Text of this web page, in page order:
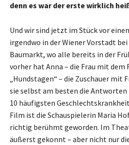
denn es war der erste wirklich
Und wir sind jetzt im Stück vor
irgendwo in der Wiener Vorstadt
Baumarkt, wo alle bereits in der
vorher hat Anna – die Frau mit dem
„Hundstagen“ – die Zuschauer mit
sie selbst am besten die Antworten
10 häufigsten
Film ist die Schauspielerin Maria
richtig berühmt geworden. Im
äußerst gekonnt – aber nicht nur